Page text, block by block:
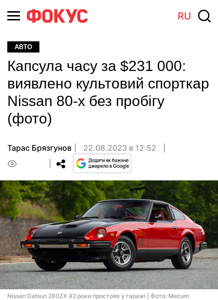
RU
АВТО
Капсула часу за $231 000:
виявлено культовий спорткар
Nissan 80-х без пробігу
(фото)
Тарас Брязгунов
22.08.2023 в 12:52
Nissan Datsun 280ZX 42 роки простояв у гаражі | Фото: Mecum